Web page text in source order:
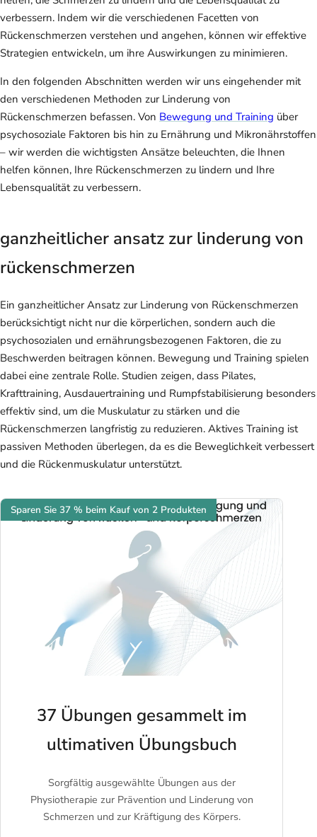
verbessern. Indem wir die verschiedenen Facetten von
Rückenschmerzen verstehen und angehen, können wir effektive
Strategien entwickeln, um ihre Auswirkungen zu minimieren.
In den folgenden Abschnitten werden wir uns eingehender mit
den verschiedenen Methoden zur Linderung von
Rückenschmerzen befassen. Von Bewegung und Training über
psychosoziale Faktoren bis hin zu Ernährung und Mikronährstoffen
– wir werden die wichtigsten Ansätze beleuchten, die Ihnen
helfen können, Ihre Rückenschmerzen zu lindern und Ihre
Lebensqualität zu verbessern.
ganzheitlicher ansatz zur linderung von
rückenschmerzen
Ein ganzheitlicher Ansatz zur Linderung von Rückenschmerzen
berücksichtigt nicht nur die körperlichen, sondern auch die
psychosozialen und ernährungsbezogenen Faktoren, die zu
Beschwerden beitragen können. Bewegung und Training spielen
dabei eine zentrale Rolle. Studien zeigen, dass Pilates,
Krafttraining, Ausdauertraining und Rumpfstabilisierung besonders
effektiv sind, um die Muskulatur zu stärken und die
Rückenschmerzen langfristig zu reduzieren. Aktives Training ist
passiven Methoden überlegen, da es die Beweglichkeit verbessert
und die Rückenmuskulatur unterstützt.
Sparen Sie 37 % beim Kauf von 2 Produkten
37 Übungen gesammelt im
ultimativen Übungsbuch
Sorgfältig ausgewählte Übungen aus der
Physiotherapie zur Prävention und Linderung von
Schmerzen und zur Kräftigung des Körpers.